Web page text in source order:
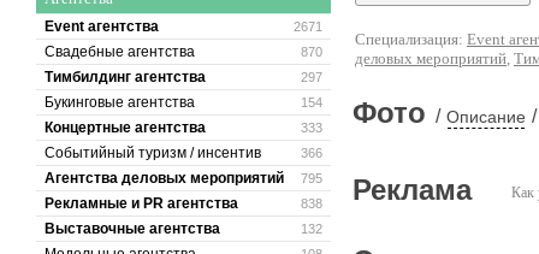
2671
Event агентства
870
Свадебные агентства
297
Тимбилдинг агентства
154
Букинговые агентства
333
Концертные агентства
366
Событийный туризм / инсентив
795
Агентства деловых мероприятий
838
Рекламные и PR агентства
132
Выставочные агентства
Специализация: Event
деловых мероприятий,
Фото / Описание /
Как
Реклама